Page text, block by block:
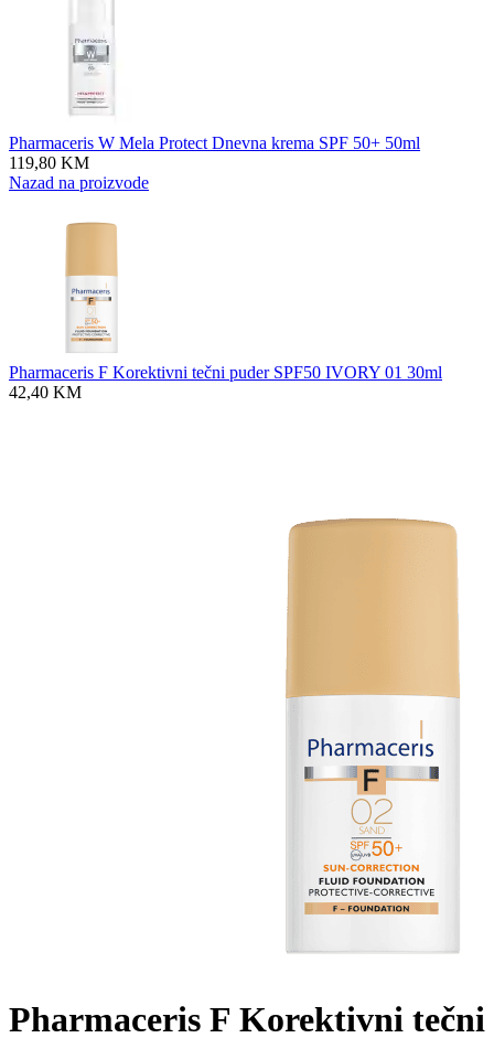
Pharmaceris W Mela Protect Dnevna krema SPF 50+ 50ml
119,80 KM
Nazad na proizvode
Pharmaceris F Korektivni tečni puder SPF50 IVORY 01 30ml
42,40 KM
Pharmaceris F Korektivni tečni